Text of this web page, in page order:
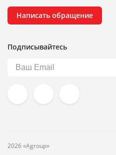
Написать обращение
Подписывайтесь
2026 «Agroup»